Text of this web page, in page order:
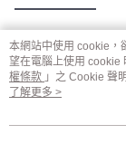
熱門標籤
本網站中使用 cookie，
望在電腦上使用 cookie
權條款 」之 Cookie 聲
用條款之 Cookie 聲明
了解更多 >